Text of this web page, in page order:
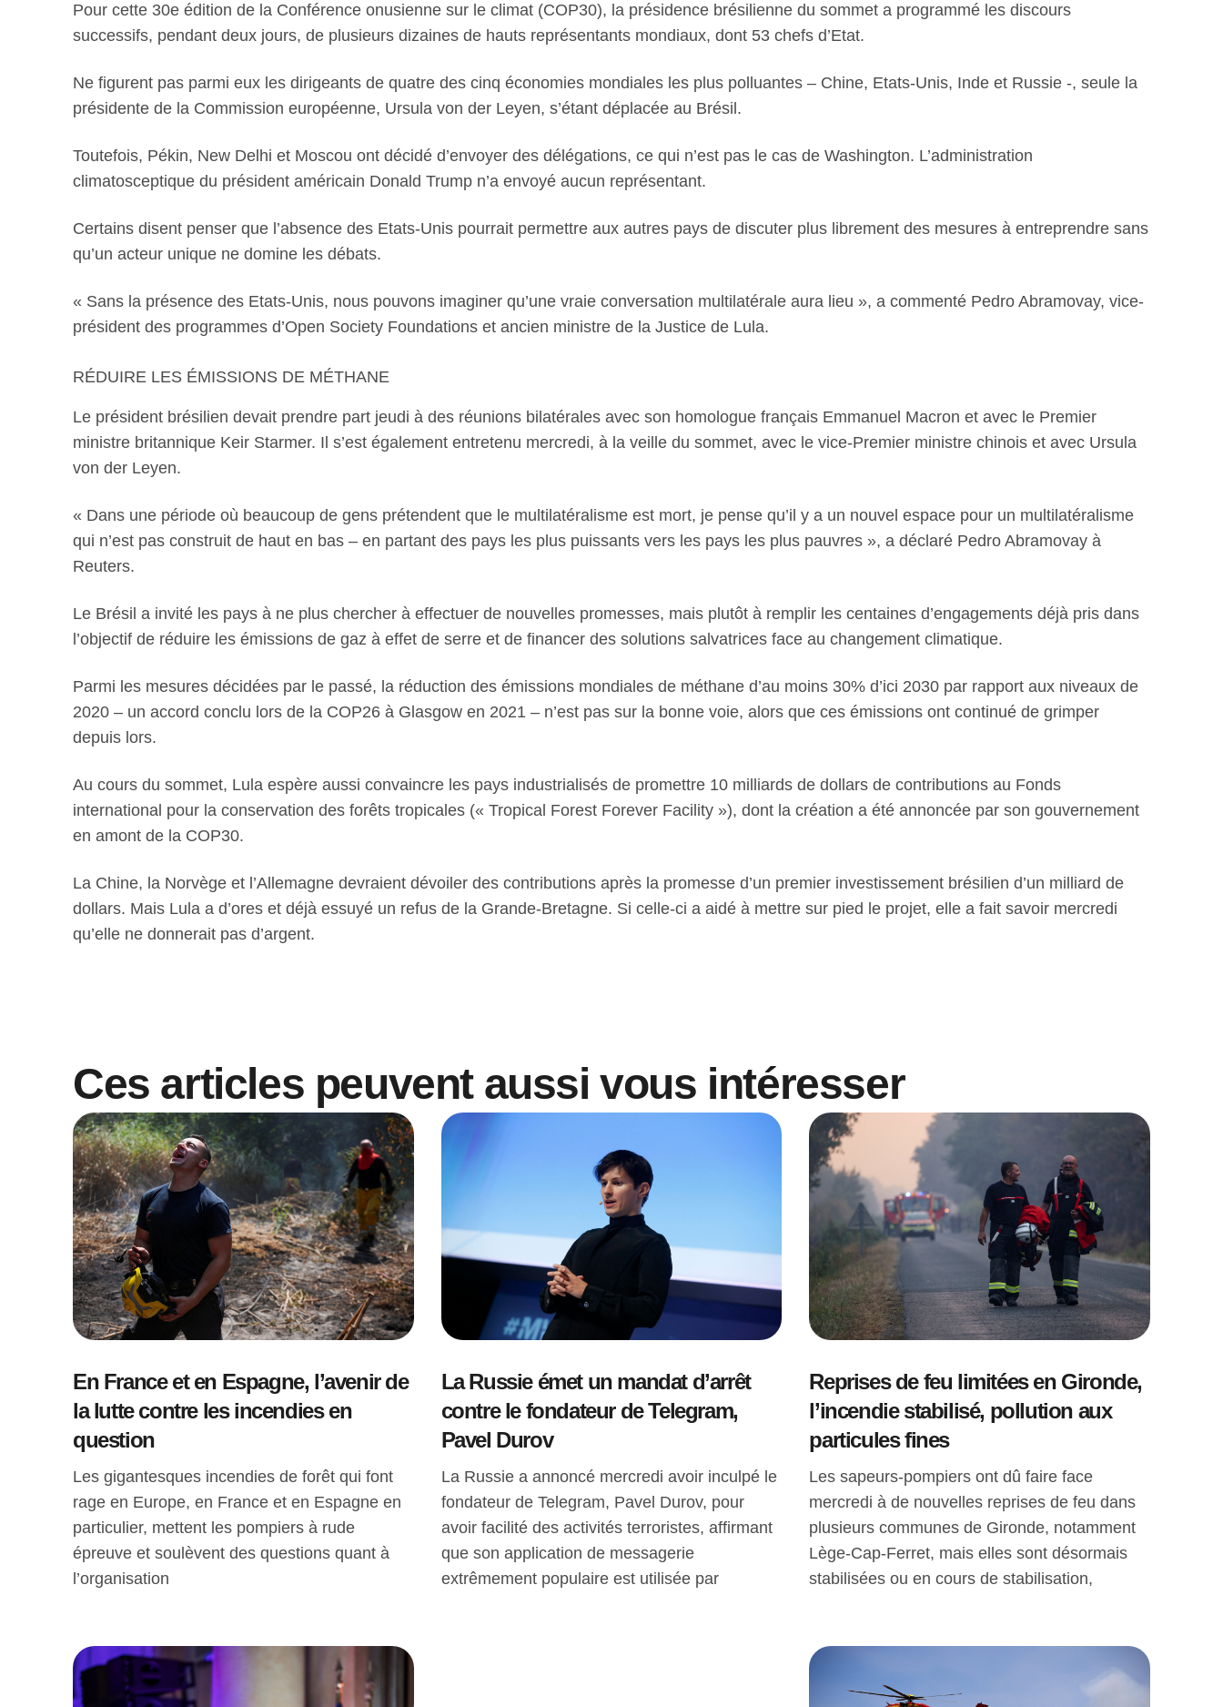
Pour cette 30e édition de la Conférence onusienne sur le climat (COP30), la présidence brésilienne du sommet a programmé les discours
successifs, pendant deux jours, de plusieurs dizaines de hauts représentants mondiaux, dont 53 chefs d’Etat.
Ne figurent pas parmi eux les dirigeants de quatre des cinq économies mondiales les plus polluantes – Chine, Etats-Unis, Inde et Russie -, seule la
présidente de la Commission européenne, Ursula von der Leyen, s’étant déplacée au Brésil.
Toutefois, Pékin, New Delhi et Moscou ont décidé d’envoyer des délégations, ce qui n’est pas le cas de Washington. L’administration
climatosceptique du président américain Donald Trump n’a envoyé aucun représentant.
Certains disent penser que l’absence des Etats-Unis pourrait permettre aux autres pays de discuter plus librement des mesures à entreprendre sans
qu’un acteur unique ne domine les débats.
« Sans la présence des Etats-Unis, nous pouvons imaginer qu’une vraie conversation multilatérale aura lieu », a commenté Pedro Abramovay, vice-
président des programmes d’Open Society Foundations et ancien ministre de la Justice de Lula.
RÉDUIRE LES ÉMISSIONS DE MÉTHANE
Le président brésilien devait prendre part jeudi à des réunions bilatérales avec son homologue français Emmanuel Macron et avec le Premier
ministre britannique Keir Starmer. Il s’est également entretenu mercredi, à la veille du sommet, avec le vice-Premier ministre chinois et avec Ursula
von der Leyen.
« Dans une période où beaucoup de gens prétendent que le multilatéralisme est mort, je pense qu’il y a un nouvel espace pour un multilatéralisme
qui n’est pas construit de haut en bas – en partant des pays les plus puissants vers les pays les plus pauvres », a déclaré Pedro Abramovay à
Reuters.
Le Brésil a invité les pays à ne plus chercher à effectuer de nouvelles promesses, mais plutôt à remplir les centaines d’engagements déjà pris dans
l’objectif de réduire les émissions de gaz à effet de serre et de financer des solutions salvatrices face au changement climatique.
Parmi les mesures décidées par le passé, la réduction des émissions mondiales de méthane d’au moins 30% d’ici 2030 par rapport aux niveaux de
2020 – un accord conclu lors de la COP26 à Glasgow en 2021 – n’est pas sur la bonne voie, alors que ces émissions ont continué de grimper
depuis lors.
Au cours du sommet, Lula espère aussi convaincre les pays industrialisés de promettre 10 milliards de dollars de contributions au Fonds
international pour la conservation des forêts tropicales (« Tropical Forest Forever Facility »), dont la création a été annoncée par son gouvernement
en amont de la COP30.
La Chine, la Norvège et l’Allemagne devraient dévoiler des contributions après la promesse d’un premier investissement brésilien d’un milliard de
dollars. Mais Lula a d’ores et déjà essuyé un refus de la Grande-Bretagne. Si celle-ci a aidé à mettre sur pied le projet, elle a fait savoir mercredi
qu’elle ne donnerait pas d’argent.
Ces articles peuvent aussi vous intéresser
En France et en Espagne, l’avenir de
la lutte contre les incendies en
question
Les gigantesques incendies de forêt qui font
rage en Europe, en France et en Espagne en
particulier, mettent les pompiers à rude
épreuve et soulèvent des questions quant à
l’organisation
La Russie émet un mandat d’arrêt
contre le fondateur de Telegram,
Pavel Durov
La Russie a annoncé mercredi avoir inculpé le
fondateur de Telegram, Pavel Durov, pour
avoir facilité des activités terroristes, affirmant
que son application de messagerie
extrêmement populaire est utilisée par
Reprises de feu limitées en Gironde,
l’incendie stabilisé, pollution aux
particules fines
Les sapeurs-pompiers ont dû faire face
mercredi à de nouvelles reprises de feu dans
plusieurs communes de Gironde, notamment
Lège-Cap-Ferret, mais elles sont désormais
stabilisées ou en cours de stabilisation,